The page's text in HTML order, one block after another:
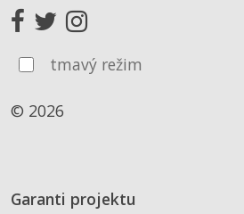
tmavý režim
© 2026
Garanti projektu